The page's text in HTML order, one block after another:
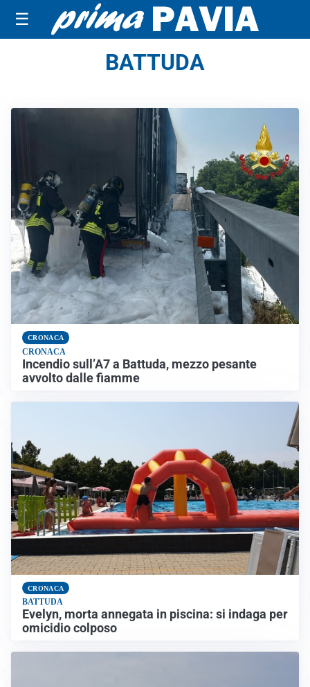
☰
BATTUDA
CRONACA
CRONACA
Incendio sull’A7 a Battuda, mezzo pesante
avvolto dalle fiamme
CRONACA
BATTUDA
Evelyn, morta annegata in piscina: si indaga per
omicidio colposo